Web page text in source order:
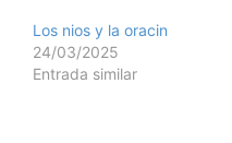
Los nios y la oracin
24/03/2025
Entrada similar